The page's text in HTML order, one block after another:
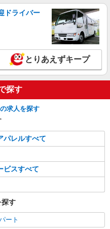
パート・契約社員］時給1,200
） ※経験・能力によ
黒田169 ふかや花園プレミア
給206,000円〜 ◆昇給あり 入
験・能力を考慮し当社規定によ
。 ※試用期間（3ヶ月）も同
当100％支給
残業代は含んでおりません）
す。 ◆昇給・賞与 ・
・賞与/年2回（6月/12月） ※
ヶ月分（昨年度実績） ◆支払
田169 ふかや花園プレミア
詳細を見る
ドライバー
とりあえずキープ
探す
求人を探す
パレルすべて
ビスすべて
探す
ート